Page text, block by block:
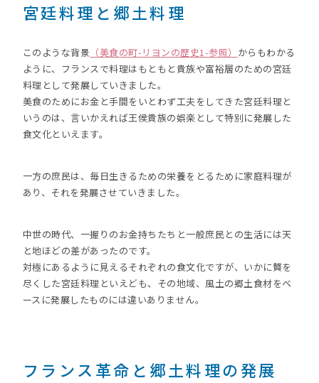
宮廷料理と郷土料理
このような背景 （美食の町-リヨンの歴史1-参照） からもわかる
ように、フランスで料理はもともと貴族や富裕層のための宮廷
料理として発展していきました。
美食のためにお金と手間をいとわず工夫をしてきた宮廷料理と
いうのは、言いかえれば王侯貴族の娯楽として特別に発展した
食文化といえます。
一方の庶民は、毎日生きるための栄養をとるために家庭料理が
あり、それを発展させていきました。
中世の時代、一握りのお金持ちたちと一般庶民との生活には天
と地ほどの差があったのです。
対極にあるように見えるそれぞれの食文化ですが、いかに贅を
尽くした宮廷料理といえども、その地域、風土の郷土食材をベ
ースに発展したものには違いありません。
フランス革命と郷土料理の発展